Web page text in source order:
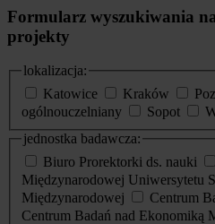
Formularz wyszukiwania
projekty
lokalizacja:
Katowice
Kraków
ogólnouczelniany
Sopot
jednostka badawcza:
Biuro Prorektorki ds. nauki
Międzynarodowej Uniwersytetu
Międzynarodowej
Centrum
Centrum Badań nad Ekonomiką